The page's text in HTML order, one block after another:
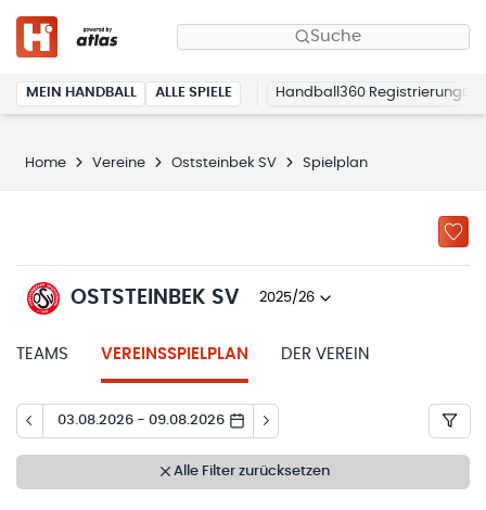
Suche
MEIN HANDBALL ALLE SPIELE Handball360 Registrierung
Home Vereine Oststeinbek SV Spielplan
OSTSTEINBEK SV 2025/26
TEAMS VEREINSSPIELPLAN DER VEREIN
03.08.2026 - 09.08.2026
Alle Filter zurücksetzen